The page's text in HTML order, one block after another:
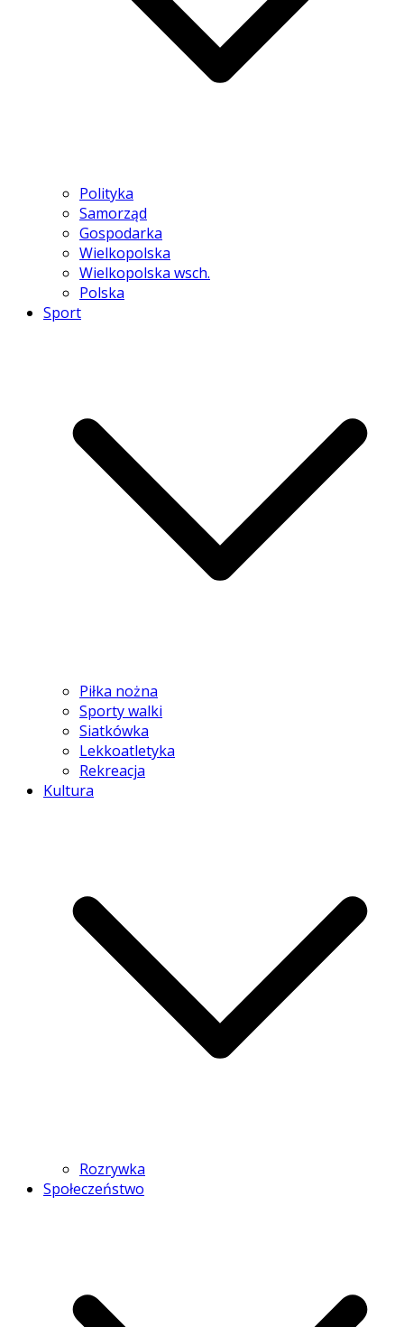
Polityka
Samorząd
Gospodarka
Wielkopolska
Wielkopolska wsch.
Polska
Sport
Piłka nożna
Sporty walki
Siatkówka
Lekkoatletyka
Rekreacja
Kultura
Rozrywka
Społeczeństwo